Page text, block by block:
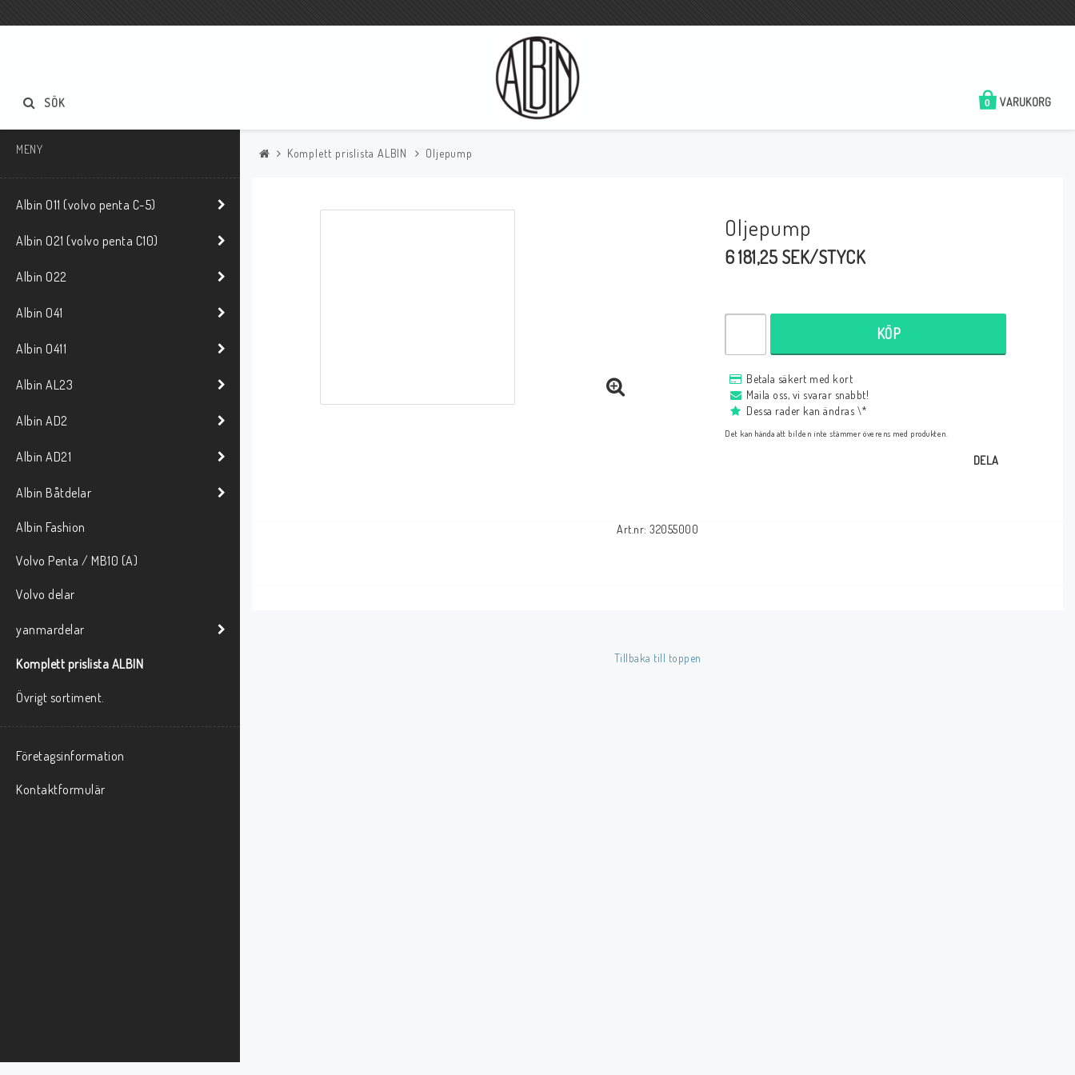
VARUKORG
0
SÖK
MENY
Albin O11 (volvo penta C-5)
Albin O21 (volvo penta C10)
Albin O22
Albin O41
Albin O411
Albin AL23
Albin AD2
Albin AD21
Albin Båtdelar
Albin Fashion
Volvo Penta / MB10 (A)
Volvo delar
yanmardelar
Komplett prislista ALBIN
Övrigt sortiment.
Företagsinformation
Kontaktformulär
Komplett prislista ALBIN Oljepump
Oljepump
6 181,25 SEK/STYCK
KÖP
Betala säkert med kort
Maila oss, vi svarar snabbt!
Dessa rader kan ändras \*
Det kan hända att bilden inte stämmer överens med produkten.
DELA
Art.nr: 32055000
Tillbaka till toppen